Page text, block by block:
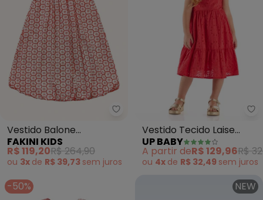
Fakini Kids - Vestido Balone
Vestido Balone
(Vermelho)
FAKINI KIDS
R$ 119,20R$ 264,90
ou 3x de R$ 39,73 sem juros
Vestido Tecido Laise
Forrado (Vermelho)
UP BABY
A partir deR$ 129,96R$
ou 4x de R$ 32,49 sem juros
-50% NEW